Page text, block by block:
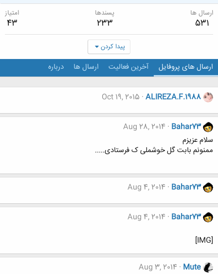
ارسال ها
531
پسندها
233
امتیاز
43
پیدا کردن
ارسال های پروفایل آخرین فعالیت ارسال ها درباره
ALIREZA.F.1988
Oct 19, 2015
Bahar73
Aug 28, 2014
سلام عزیزم
ممنونم بابت گل خوشملی ک فرستادی.....
Bahar73
Aug 4, 2014
Bahar73
Aug 4, 2014
[IMG]
Mute
Aug 3, 2014